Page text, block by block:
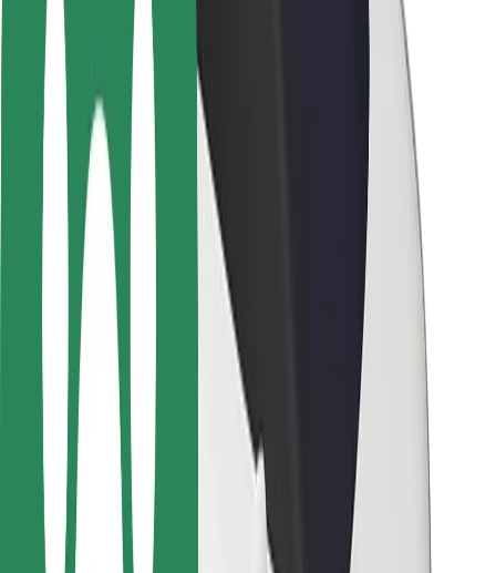
Segurança dos motoristas
Segurança das trotinetes
Safety Lab
Cidades
Localizações
Soluções para as cidades
Aeroportos
Estações de carregamento da Bolt
Ajuda
Para passageiros
Para motoristas
Para estafetas
Bolt Food
Para gestores de frota